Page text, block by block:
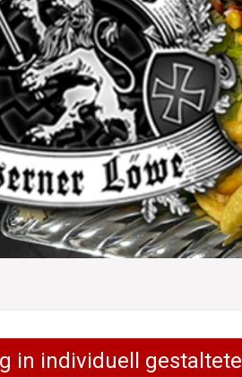
in individuell